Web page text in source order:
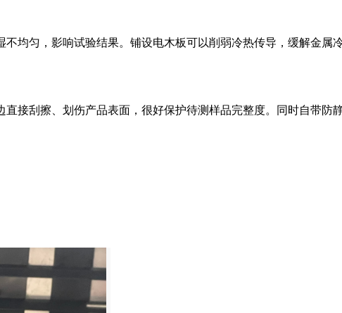
均匀，影响试验结果。铺设电木板可以削弱冷热传导，缓解金属
接刮擦、划伤产品表面，很好保护待测样品完整度。同时自带防